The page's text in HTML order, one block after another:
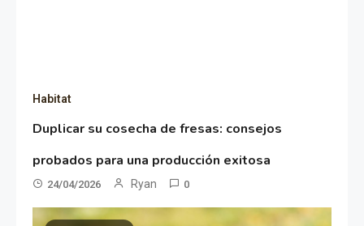
Habitat
Duplicar su cosecha de fresas: consejos
probados para una producción exitosa
24/04/2026 Ryan 0